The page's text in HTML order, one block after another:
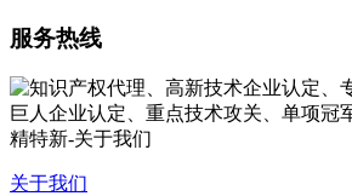
服务热线
关于我们